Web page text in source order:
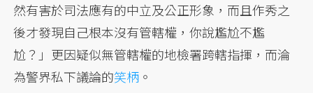
然有害於司法應有的中立及公正形象，而且作秀之
後才發現自己根本沒有管轄權，你說尷尬不尷
尬？」更因疑似無管轄權的地檢署跨轄指揮，而淪
為警界私下議論的笑柄 。